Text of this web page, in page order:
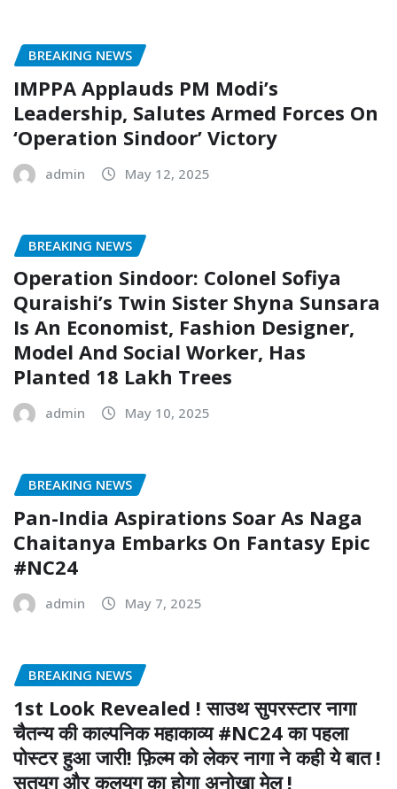
BREAKING NEWS
IMPPA Applauds PM Modi’s
Leadership, Salutes Armed Forces On
‘Operation Sindoor’ Victory
admin May 12, 2025
BREAKING NEWS
Operation Sindoor: Colonel Sofiya
Quraishi’s Twin Sister Shyna Sunsara
Is An Economist, Fashion Designer,
Model And Social Worker, Has
Planted 18 Lakh Trees
admin May 10, 2025
BREAKING NEWS
Pan-India Aspirations Soar As Naga
Chaitanya Embarks On Fantasy Epic
#NC24
admin May 7, 2025
BREAKING NEWS
1st Look Revealed ! साउथ सुपरस्टार नागा
चैतन्य की काल्पनिक महाकाव्य #NC24 का पहला
पोस्टर हुआ जारी! फ़िल्म को लेकर नागा ने कही ये बात !
सतयुग और कलयुग का होगा अनोखा मेल !